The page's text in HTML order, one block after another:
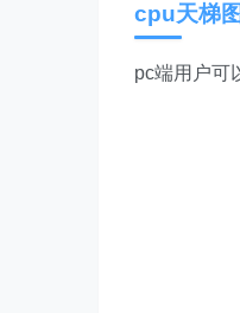
cpu天梯
pc端用户可